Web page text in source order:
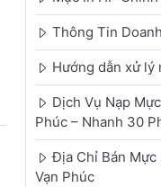
Thông Tin
Hướng dẫn xử lý
Dịch Vụ Nạp
Phúc – Nhanh 30
Địa Chỉ Bán Mực
Vạn Phúc